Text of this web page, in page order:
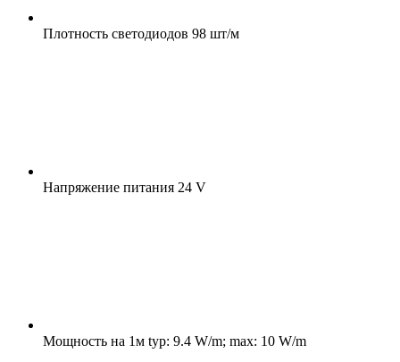
Плотность светодиодов 98 шт/м
Напряжение питания 24 V
Мощность на 1м typ: 9.4 W/m; max: 10 W/m